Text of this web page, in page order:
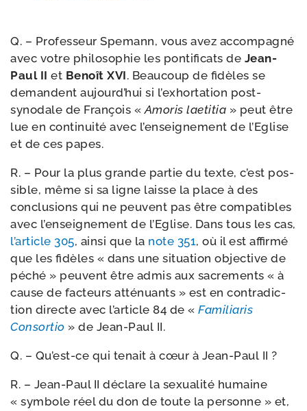
Q. – Professeur Spemann, vous avez accom­pa­gné
avec votre phi­lo­so­phie les pon­ti­fi­cats de Jean-​
Paul II et Benoît XVI. Beaucoup de fidèles se
demandent aujourd’­hui si l’ex­hor­ta­tion post-​
synodale de François «Amoris lae­ti­tia » peut être
lue en conti­nui­té avec l’en­sei­gne­ment de l’Eglise
et de ces papes.
R. – Pour la plus grande par­tie du texte, c’est pos­
sible, même si sa ligne laisse la place à des
conclu­sions qui ne peuvent pas être com­pa­tibles
avec l’en­sei­gne­ment de l’Eglise. Dans tous les cas,
l’ar­ticle 305, ain­si que la note 351, où il est affir­mé
que les fidèles « dans une situa­tion objec­tive de
péché » peuvent être admis aux sacre­ments « à
cause de fac­teurs atté­nuants » est en contra­dic­
tion directe avec l’ar­ticle 84 de « Familiaris
Consortio » de Jean-​Paul II.
Q. – Qu’est-​ce qui tenait à cœur à Jean-​Paul II ?
R. – Jean-​Paul II déclare la sexua­li­té humaine
« sym­bole réel du don de toute la per­sonne » et,